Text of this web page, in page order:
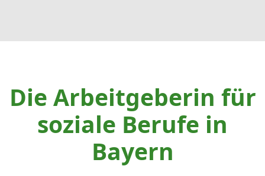
Die Arbeitgeberin für
soziale Berufe in
Bayern